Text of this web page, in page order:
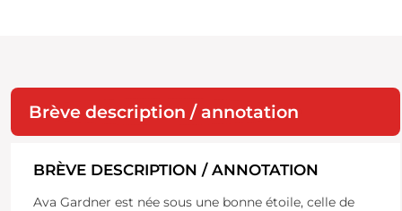
Brève description / annotation
BRÈVE DESCRIPTION / ANNOTATION
Ava Gardner est née sous une bonne étoile, celle de